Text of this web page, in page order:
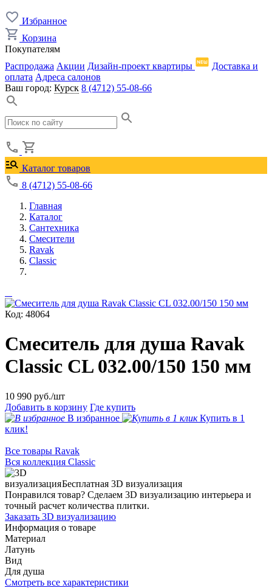
Избранное
Корзина
Покупателям
Распродажа Акции Дизайн-проект квартиры
Доставка и
оплата Адреса салонов
Ваш город: Курск 8 (4712) 55-08-66
Каталог товаров
8 (4712) 55-08-66
Главная
Каталог
Сантехника
Смесители
Ravak
Classic
Код: 48064
Смеситель для душа Ravak
Classic CL 032.00/150 150 мм
10 990 руб./шт
Добавить в корзину Где купить
В избранное
Купить в 1
клик!
Все товары Ravak
Вся коллекция Classic
Бесплатная 3D визуализация
Понравился товар? Сделаем 3D визуализацию интерьера и
точный расчет количества плитки.
Заказать 3D визуализацию
Информация о товаре
Материал
Латунь
Вид
Для душа
Смотреть все характеристики